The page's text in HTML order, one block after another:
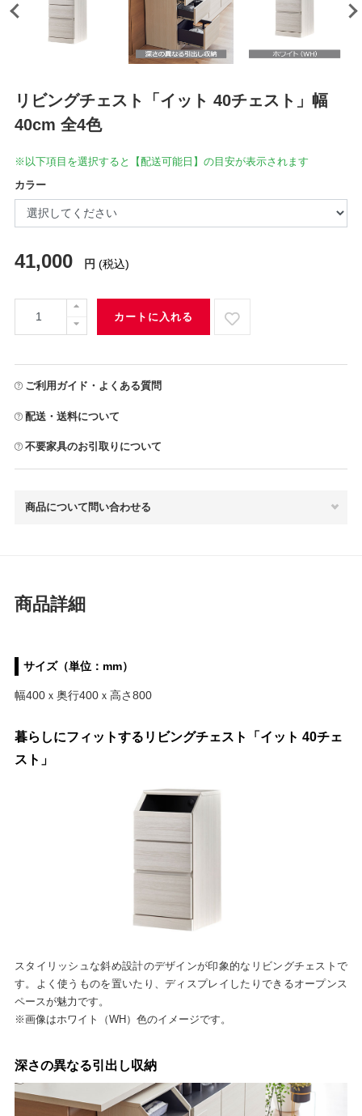
リビングチェスト「イット 40チェスト」幅
40cm 全4色
※以下項目を選択すると【配送可能日】の目安が表示されます
カラー
41,000 円 (税込)
カートに入れる
ご利用ガイド・よくある質問
配送・送料について
不要家具のお引取りについて
商品について問い合わせる
商品詳細
サイズ（単位：mm）
幅400ｘ奥行400ｘ高さ800
暮らしにフィットするリビングチェスト「イット 40チェ
スト」
スタイリッシュな斜め設計のデザインが印象的なリビングチェストで
す。よく使うものを置いたり、ディスプレイしたりできるオープンス
ペースが魅力です。
※画像はホワイト（WH）色のイメージです。
深さの異なる引出し収納